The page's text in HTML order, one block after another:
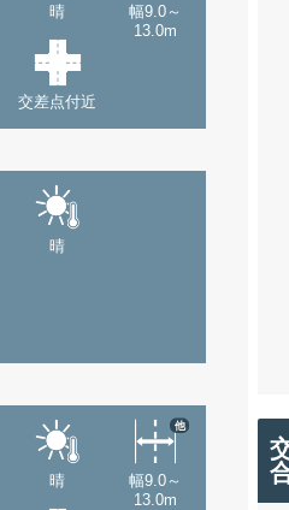
晴
幅9.0～
13.0m
交差点付近
晴
晴
幅9.0～
13.0m
他